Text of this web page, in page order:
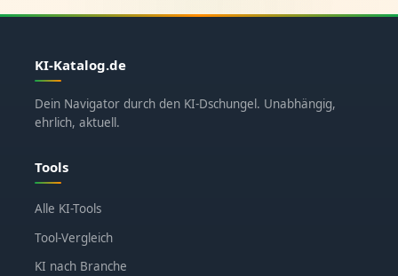
KI-Katalog.de
Dein Navigator durch den KI-Dschungel. Unabhängig,
ehrlich, aktuell.
Tools
Alle KI-Tools
Tool-Vergleich
KI nach Branche